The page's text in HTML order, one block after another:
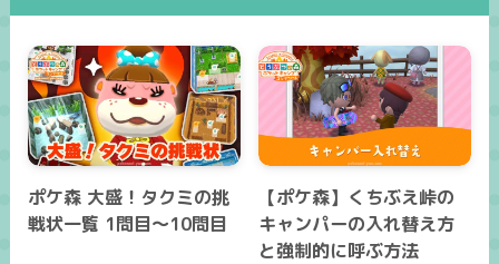
ポケ森 大盛！タクミの挑
戦状一覧 1問目～10問目
【ポケ森】くちぶえ峠の
キャンパーの入れ替え方
と強制的に呼ぶ方法